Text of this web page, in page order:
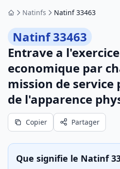
AccueilNatinfs Natinf 33463
Natinf 33463
Entrave a
economique par
mission de service
de l'apparence
Copier Partager
Que signifie le Natinf